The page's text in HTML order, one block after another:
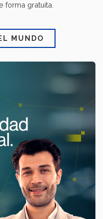
forma gratuita.
MUNDO